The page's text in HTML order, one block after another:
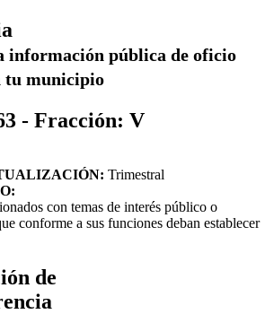
información pública de oficio
tu municipio
- Fracción: V
Trimestral
con temas de interés público o
conforme a sus funciones deban establecer
de